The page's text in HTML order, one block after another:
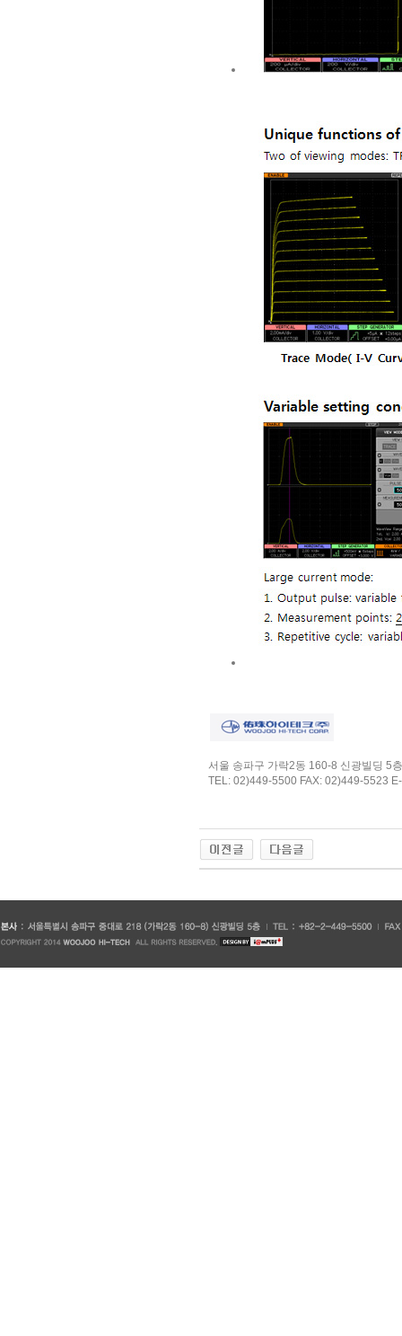
서울 송파구 가락2동 160-8 신광빌딩 5층
TEL: 02)449-5500 FAX: 02)449-5523